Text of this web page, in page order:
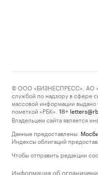
© ООО «БИЗНЕСПРЕСС», АО
службой по надзору в сфере
массовой информации
пометкой «РБК».
18+
Владельцем сайта является
Данные предоставлены:
Индексы облигаций
Чтобы отправить редакции
Информация об